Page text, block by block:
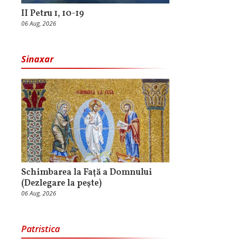
II Petru 1, 10-19
06 Aug, 2026
Sinaxar
Schimbarea la Faţă a Domnului
(Dezlegare la peşte)
06 Aug, 2026
Patristica